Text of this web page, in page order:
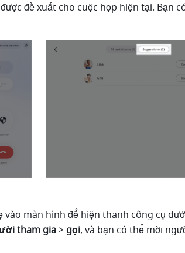
đề xuất cho cuộc họp hiện tại. Bạn
màn hình để hiện thanh công cụ
tham gia > gọi, và bạn có thể mời